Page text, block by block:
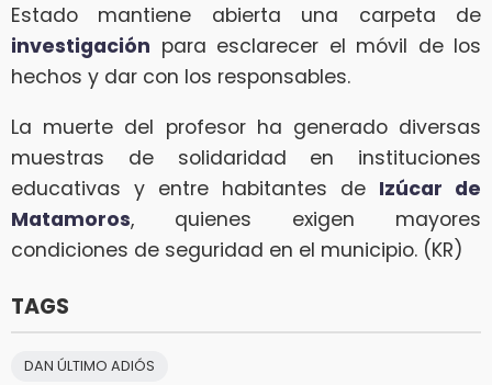
Estado mantiene abierta una carpeta de
investigación para esclarecer el móvil de los
hechos y dar con los responsables.
La muerte del profesor ha generado diversas
muestras de solidaridad en instituciones
educativas y entre habitantes de Izúcar de
Matamoros, quienes exigen mayores
condiciones de seguridad en el municipio. (KR)
TAGS
DAN ÚLTIMO ADIÓS